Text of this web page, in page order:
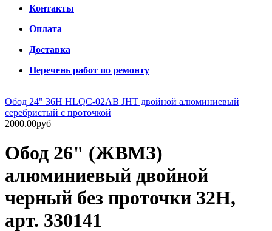
Контакты
Оплата
Доставка
Перечень работ по ремонту
Обод 24" 36Н HLQC-02AB JHT двойной алюминиевый
серебристый с проточкой
2000.00руб
Обод 26" (ЖВМЗ)
алюминиевый двойной
черный без проточки 32Н,
арт. 330141